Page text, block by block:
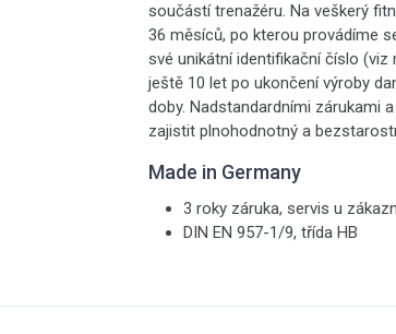
součástí trenažéru. Na veškerý
36 měsíců, po kterou provádíme
své unikátní identifikační číslo
ještě 10 let po ukončení výroby
doby. Nadstandardními zárukami
zajistit plnohodnotný a
Made in Germany
3 roky záruka, servis u
DIN EN 957-1/9, třída HB